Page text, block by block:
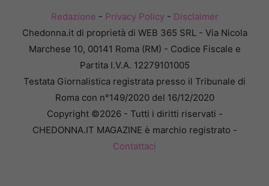
Redazione - Privacy Policy- Disclaimer
Chedonna.it di proprietà di WEB 365 SRL - Via Nicola
Marchese 10, 00141 Roma (RM) - Codice Fiscale e
Partita I.V.A. 12279101005
Testata Giornalistica registrata presso il Tribunale di
Roma con n°149/2020 del 16/12/2020
Copyright ©2026 - Tutti i diritti riservati -
CHEDONNA.IT MAGAZINE è marchio registrato -
Contattaci